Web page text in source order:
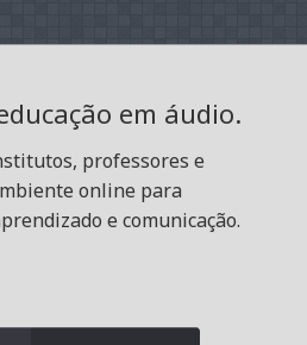
em áudio.
professores e
online para
e comunicação.